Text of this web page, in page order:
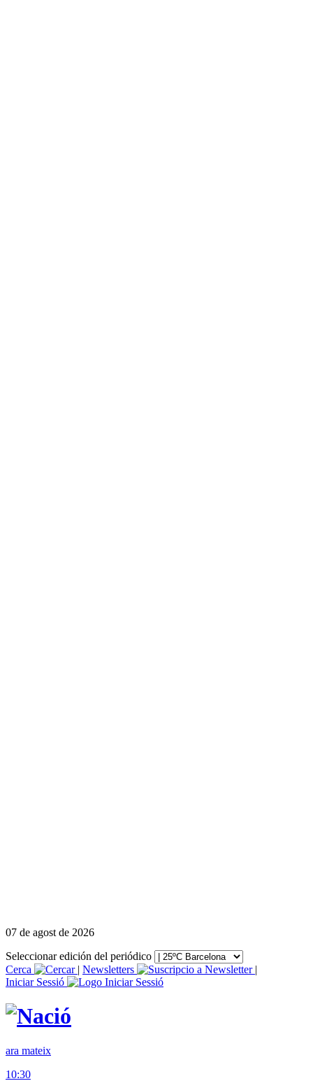
07 de agost de 2026
Seleccionar edición del periódico
Cerca
| Newsletters
|
Iniciar Sessió
ara mateix
10:30